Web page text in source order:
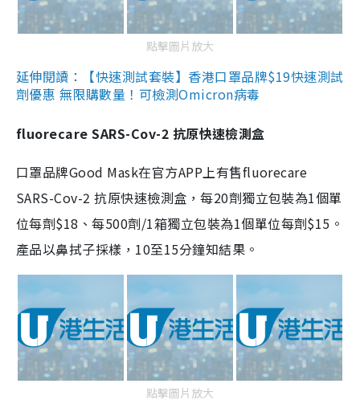
點擊圖片放大
延伸閱讀：【快速測試套裝】香港口罩品牌$19快速測試
劑優惠 無限購數量！可檢測Omicron病毒
fluorecare SARS-Cov-2 抗原快速檢測盒
口罩品牌Good Mask在官方APP上有售fluorecare
SARS-Cov-2 抗原快速檢測盒，每20劑獨立包裝為1個單
位每劑$18、每500劑/1箱獨立包裝為1個單位每劑$15。
產品以鼻拭子採樣，10至15分鐘知結果。
點擊圖片放大